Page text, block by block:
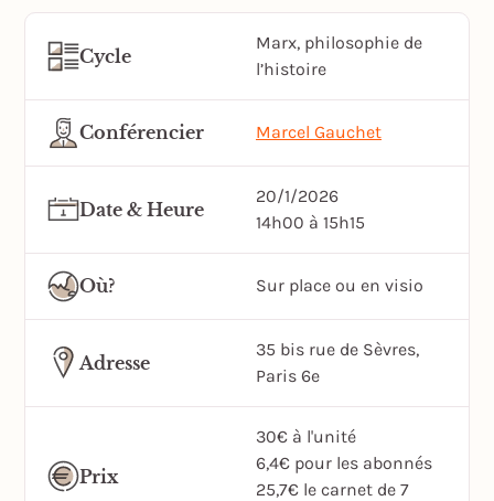
Cycle
Marx, philosophie de
l’histoire
Conférencier Marcel Gauchet
Date & Heure
20/1/2026
14h00 à 15h15
Où? Sur place ou en visio
Adresse
35 bis rue de Sèvres,
Paris 6e
Prix
30€ à l'unité
6,4€ pour les abonnés
25,7€ le carnet de 7